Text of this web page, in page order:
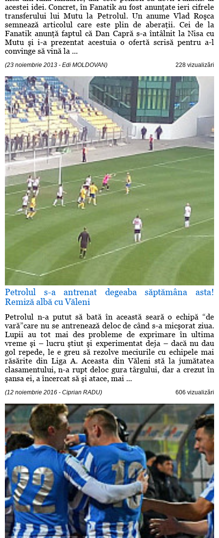
acestei idei. Concret, în Fanatik au fost anunţate ieri cifrele
transferului lui Mutu la Petrolul. Un anume Vlad Roşca
semnează articolul care este plin de aberaţii. Cei de la
Fanatik anunţă faptul că Dan Capră s-a întâlnit la Nisa cu
Mutu şi i-a prezentat acestuia o ofertă scrisă pentru a-l
convinge să vină la ...
(23 noiembrie 2013 - Edi MOLDOVAN) 228 vizualizări
Petrolul s-a antrenat degeaba săptămâna asta!
Remiză albă cu Văleni
Petrolul n-a putut să bată în această seară o echipă “de
vară”care nu se antrenează deloc de când s-a micşorat ziua.
Lupii au tot mai des probleme de exprimare în ultima
vreme şi – lucru ştiut şi experimentat deja – dacă nu dau
gol repede, le e greu să rezolve meciurile cu echipele mai
răsărite din Liga A. Aceasta din Văleni stă la jumătatea
clasamentului, n-a rupt deloc gura târgului, dar a crezut în
şansa ei, a încercat să şi atace, mai ...
(12 noiembrie 2016 - Ciprian RADU) 606 vizualizări